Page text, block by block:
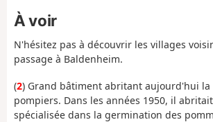
À voir
N'hésitez pas à découvrir les villages
passage à Baldenheim.
(2) Grand bâtiment abritant aujourd'hui la
pompiers. Dans les années 1950, il
spécialisée dans la germination des